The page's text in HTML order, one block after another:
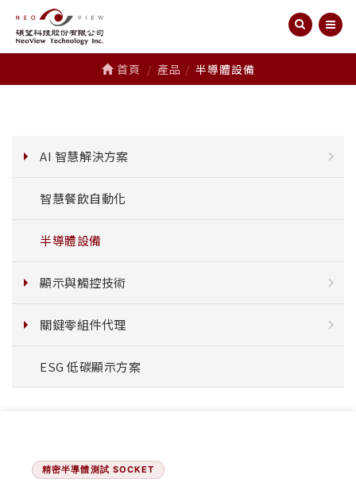
首頁 產品 半導體設備
AI 智慧解決方案
智慧餐飲自動化
半導體設備
顯示與觸控技術
關鍵零組件代理
ESG 低碳顯示方案
精密半導體測試 SOCKET